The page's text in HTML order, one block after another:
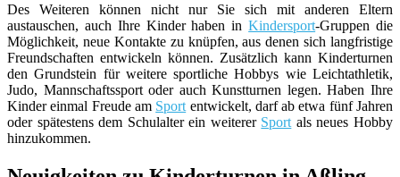
Des Weiteren können nicht nur Sie sich mit anderen Eltern
austauschen, auch Ihre Kinder haben inKindersport-Gruppen die
Möglichkeit, neue Kontakte zu knüpfen, aus denen sich langfristige
Freundschaften entwickeln können. Zusätzlich kann Kinderturnen
den Grundstein für weitere sportliche Hobbys wie Leichtathletik,
Judo, Mannschaftssport oder auch Kunstturnen legen. Haben Ihre
Kinder einmal Freude am Sport entwickelt, darf ab etwa fünf Jahren
oder spätestens dem Schulalter ein weiterer Sport als neues Hobby
hinzukommen.